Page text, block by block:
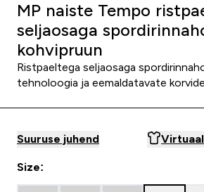
MP naiste Tempo
seljaosaga
kohvipruun
Ristpaeltega seljaosaga
tehnoloogia ja eemaldatavate
Suuruse juhend
Size: